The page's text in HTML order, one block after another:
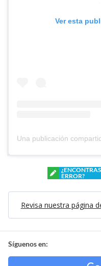
Ver esta
ERROR?
Revisa nuestra página
Síguenos en: